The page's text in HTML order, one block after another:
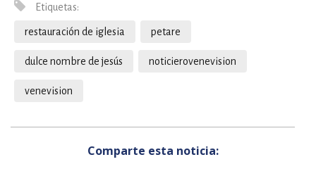
Etiquetas:
restauración de iglesia petare
dulce nombre de jesús noticierovenevision
venevision
Comparte esta noticia: